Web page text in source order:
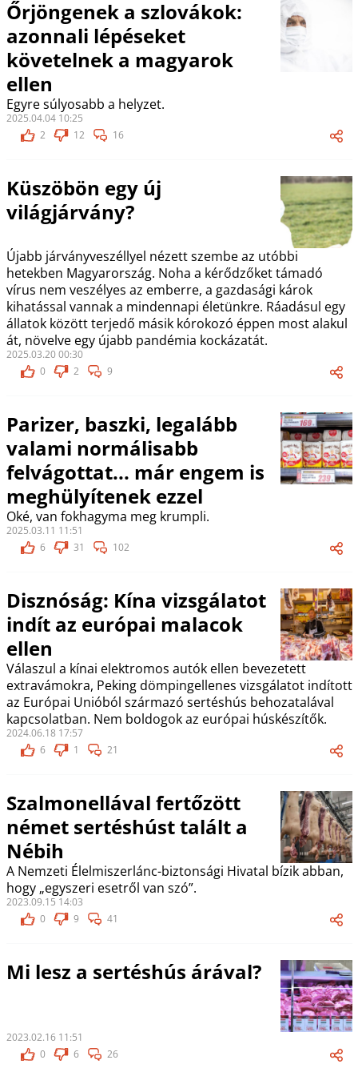
Őrjöngenek a szlovákok:
azonnali lépéseket
követelnek a magyarok
ellen
Egyre súlyosabb a helyzet.
2025.04.04 10:25
2
12 16
Küszöbön egy új
világjárvány?
Újabb járványveszéllyel nézett szembe az utóbbi
hetekben Magyarország. Noha a kérődzőket támadó
vírus nem veszélyes az emberre, a gazdasági károk
kihatással vannak a mindennapi életünkre. Ráadásul egy
állatok között terjedő másik kórokozó éppen most alakul
át, növelve egy újabb pandémia kockázatát.
2025.03.20 00:30
0
2 9
Parizer, baszki, legalább
valami normálisabb
felvágottat... már engem is
meghülyítenek ezzel
Oké, van fokhagyma meg krumpli.
2025.03.11 11:51
6
31 102
Disznóság: Kína vizsgálatot
indít az európai malacok
ellen
Válaszul a kínai elektromos autók ellen bevezetett
extravámokra, Peking dömpingellenes vizsgálatot indított
az Európai Unióból származó sertéshús behozatalával
kapcsolatban. Nem boldogok az európai húskészítők.
2024.06.18 17:57
6
1 21
Szalmonellával fertőzött
német sertéshúst talált a
Nébih
A Nemzeti Élelmiszerlánc-biztonsági Hivatal bízik abban,
hogy „egyszeri esetről van szó”.
2023.09.15 14:03
0
9 41
Mi lesz a sertéshús árával?
2023.02.16 11:51
0
6 26